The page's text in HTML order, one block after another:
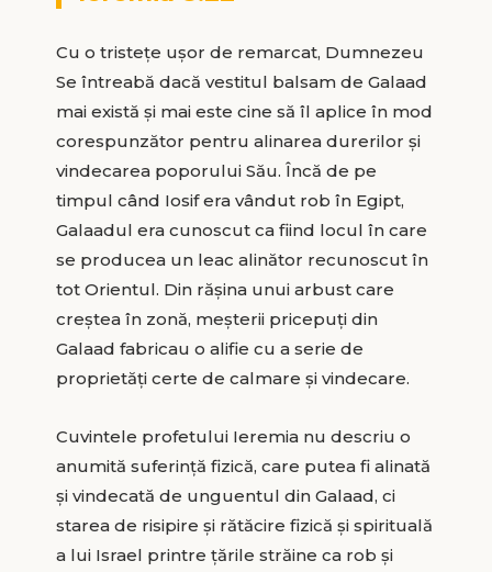
Cu o tristețe ușor de remarcat, Dumnezeu
Se întreabă dacă vestitul balsam de Galaad
mai există și mai este cine să îl aplice în mod
corespunzător pentru alinarea durerilor și
vindecarea poporului Său. Încă de pe
timpul când Iosif era vândut rob în Egipt,
Galaadul era cunoscut ca fiind locul în care
se producea un leac alinător recunoscut în
tot Orientul. Din rășina unui arbust care
creștea în zonă, meșterii pricepuți din
Galaad fabricau o alifie cu a serie de
proprietăți certe de calmare și vindecare.
Cuvintele profetului Ieremia nu descriu o
anumită suferință fizică, care putea fi alinată
și vindecată de unguentul din Galaad, ci
starea de risipire și rătăcire fizică și spirituală
a lui Israel printre țările străine ca rob și